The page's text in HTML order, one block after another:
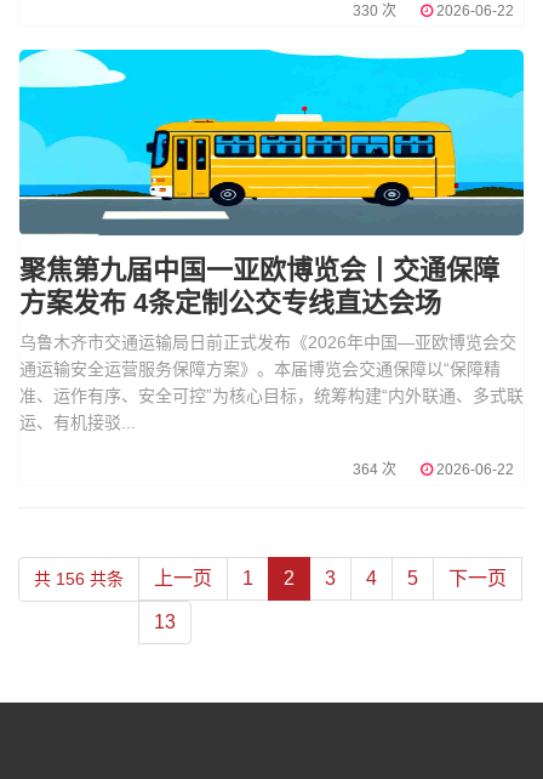
330 次 2026-06-22
聚焦第九届中国一亚欧博览会丨交通保障
方案发布 4条定制公交专线直达会场
乌鲁木齐市交通运输局日前正式发布《2026年中国—亚欧博览会交
通运输安全运营服务保障方案》。本届博览会交通保障以“保障精
准、运作有序、安全可控”为核心目标，统筹构建“内外联通、多式联
运、有机接驳...
364 次 2026-06-22
共 156 共条 上一页 1 2 3 4 5 下一页
13